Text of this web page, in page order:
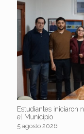
Estudiantes iniciaron
el Municipio
5 agosto 2026